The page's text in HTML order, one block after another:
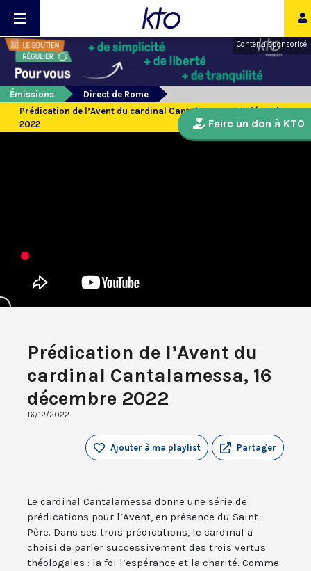
Contenu sponsorisé
Émissions
Direct de Rome
Prédication de l’Avent du cardinal Cantalamessa, 16 décembre
2022
Prédication de l’Avent du
cardinal Cantalamessa, 16
décembre 2022
16/12/2022
Partager
Ajouter à ma playlist
Le cardinal Cantalamessa donne une série de
prédications pour l’Avent, en présence du Saint-
Père. Dans ses trois prédications, le cardinal a
choisi de parler successivement des trois vertus
théologales : la foi l’espérance et la charité. Comme
Faire un don à KTO